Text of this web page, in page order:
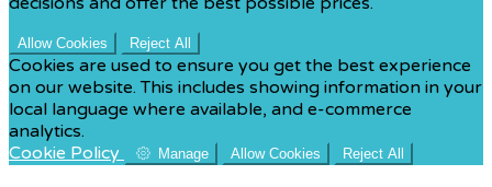
Allow Cookies Reject All
Cookies are used to ensure you get the best experience
on our website. This includes showing information in your
local language where available, and e-commerce
analytics.
Cookie Policy
Manage Allow Cookies Reject All